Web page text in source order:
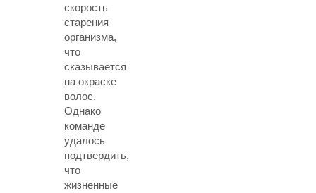
скорость
старения
организма,
что
сказывается
на окраске
волос.
Однако
команде
удалось
подтвердить,
что
жизненные